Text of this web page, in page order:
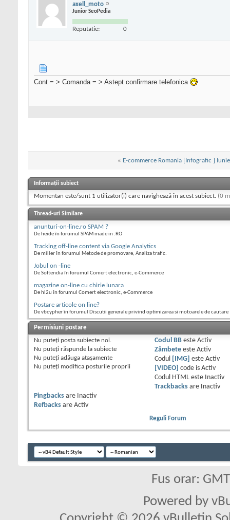
axell_moto
Junior SeoPedia
Reputatie: 0
Cont = > Comanda = > Astept confirmare telefonica
« E-commerce Romania [Infografic ]
Informații subiect
Momentan este/sunt 1 utilizator(i) care navighează în acest subiect. (0
Thread-uri Similare
anunturi-on-line.ro SPAM ?
De heide în forumul SPAM made in .RO
Tracking off-line content via Google Analytics
De miller în forumul Metode de promovare, Analiza trafic.
Jobul on -line
De Softendia în forumul Comert electronic, e-Commerce
magazine on-line cu chirie lunara
De hl2u în forumul Comert electronic, e-Commerce
Postare articole on line?
De vbcypher în forumul Discutii generale privind optimizarea si motoarele de cautare
Permisiuni postare
Nu puteţi posta subiecte noi.
Nu puteţi răspunde la subiecte
Nu puteţi adăuga ataşamente
Nu puteţi modifica posturile proprii
Codul BBeste Activ
Zâmbeteeste Activ
Codul
[IMG] este Activ
[VIDEO]
code is Activ
Codul HTML este
Inactiv
Trackbacksare
Inactiv
Pingbacks are
Inactiv
Refbacks are Activ
Reguli Forum
Fus orar:
Powered by